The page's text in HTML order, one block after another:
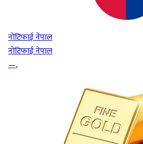
नोटिफाई नेपाल
नोटिफाई नेपाल
—,